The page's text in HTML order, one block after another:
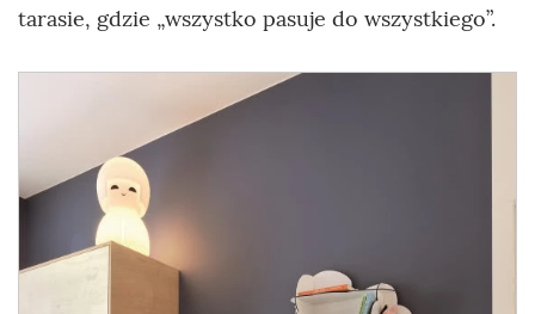
tarasie, gdzie „wszystko pasuje do wszystkiego”.